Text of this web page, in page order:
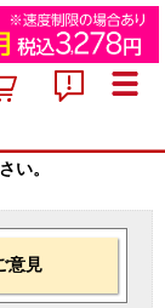
い。
意見